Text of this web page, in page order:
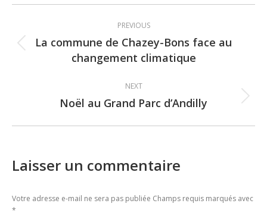
navigation
PREVIOUS
Previous
post:
La commune de Chazey-Bons face au
changement climatique
NEXT
Next
Noël au Grand Parc d’Andilly
Laisser un commentaire
Votre adresse e-mail ne sera pas publiée Champs requis marqués avec
*